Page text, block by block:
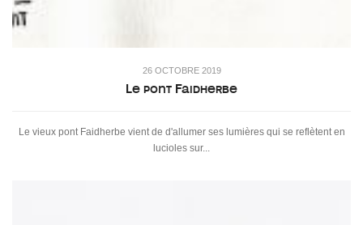
26 OCTOBRE 2019
Le pont Faidherbe
Le vieux pont Faidherbe vient de d'allumer ses lumières qui se reflètent en
lucioles sur...